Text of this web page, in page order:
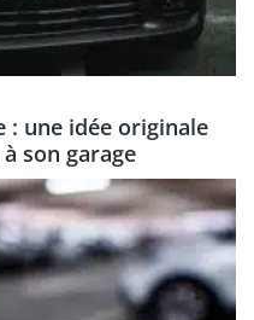
: une idée originale
son garage